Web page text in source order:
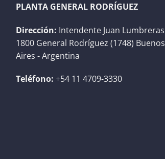
PLANTA GENERAL RODRÍGUEZ
Dirección: Intendente Juan Lumbreras
1800 General Rodríguez (1748) Buenos
Aires - Argentina
Teléfono: +54 11 4709-3330